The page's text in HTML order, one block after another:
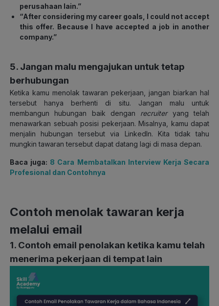
perusahaan lain.”
“After considering my career goals, I could not accept
this offer. Because I have accepted a job in another
company.”
5. Jangan malu mengajukan untuk tetap
berhubungan
Ketika kamu menolak tawaran pekerjaan, jangan biarkan hal
tersebut hanya berhenti di situ. Jangan malu untuk
membangun hubungan baik dengan recruiteryang telah
menawarkan sebuah posisi pekerjaan. Misalnya, kamu dapat
menjalin hubungan tersebut via LinkedIn. Kita tidak tahu
mungkin tawaran tersebut dapat datang lagi di masa depan.
Baca juga: 8 Cara Membatalkan Interview Kerja Secara
Profesional dan Contohnya
Contoh menolak tawaran kerja
melalui email
1. Contoh email penolakan ketika kamu telah
menerima pekerjaan di tempat lain